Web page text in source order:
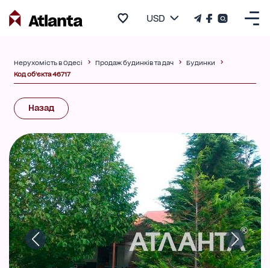
USD
Нерухомість в Одесі Продаж будинків та дач
Будинки
Код об'єкта 46717
Назад